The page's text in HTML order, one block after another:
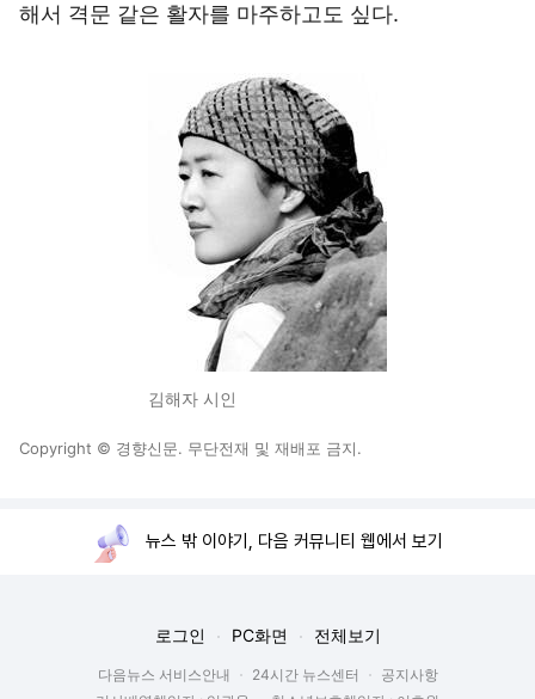
해서 격문 같은 활자를 마주하고도 싶다.
김해자 시인
Copyright © 경향신문. 무단전재 및 재배포 금지.
뉴스 밖 이야기, 다음 커뮤니티 웹에서 보기
로그인 PC화면 전체보기
다음뉴스 서비스안내 24시간 뉴스센터
공지사항